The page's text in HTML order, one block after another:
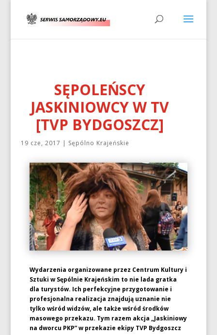
SĘPOLEŃSCY
JASKINIOWCY W TV
[TVP BYDGOSZCZ]
19 cze, 2017 | Sępólno Krajeńskie
Wydarzenia organizowane przez Centrum Kultury i
Sztuki w Sępólnie Krajeńskim to nie lada gratka
dla turystów. Ich perfekcyjne przygotowanie i
profesjonalna realizacja znajdują uznanie nie
tylko wśród widzów, ale także wśród środków
masowego przekazu. Tym razem akcja „Jaskiniowy
na dworcu PKP” w przekazie ekipy TVP Bydgoszcz